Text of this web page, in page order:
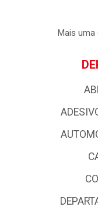
Mais uma